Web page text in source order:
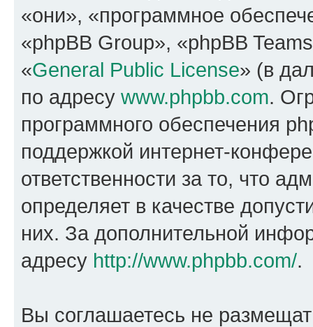
«они», «программное
«phpBB Group», «phpBB
«General Public License» (в
по адресу www.phpbb.com.
программного обеспечения
поддержкой интернет-
ответственности за то, что
определяет в качестве
них. За дополнительной
адресу http://www.phpbb.com/.
Вы соглашаетесь не